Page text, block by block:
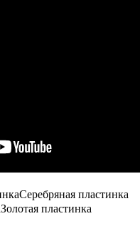
Серебряная пластинка
Золотая пластинка